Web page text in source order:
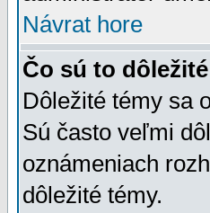
Návrat hore
Čo sú to
Dôležité témy sa
Sú často veľmi
oznámeniach
dôležité témy.